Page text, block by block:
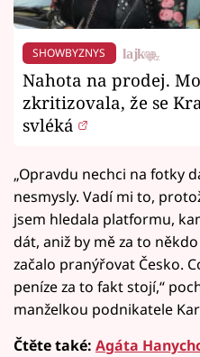
SHOWBYZNYS
Nahota na prodej.
zkritizovala, že se
svléká
„Opravdu nechci na fotky
nesmysly. Vadí mi to,
jsem hledala platformu,
dát, aniž by mě za to
začalo pranýřovat Česko.
peníze za to fakt stojí,“
manželkou podnikatele
Čtěte také: Agáta